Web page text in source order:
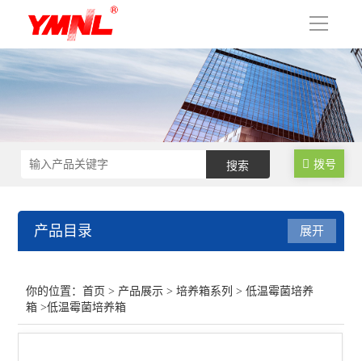
导
拨号
产品目录
智能人工气候箱
展开
你的位置：首页 > 产品展示 >培养箱系列 >低温霉菌培养
箱 >低温霉菌培养箱